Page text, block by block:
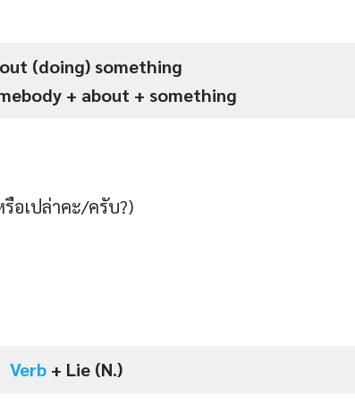
(doing) something
+ about + something
อเปล่าคะ/ครับ?)
Verb + Lie (N.)